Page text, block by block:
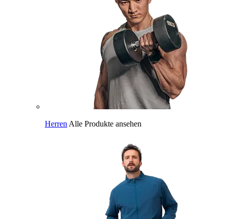
Herren Alle Produkte ansehen